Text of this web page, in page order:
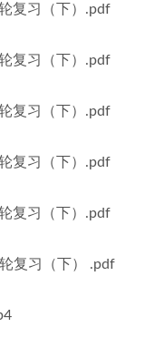
复习（下）.pdf
复习（下）.pdf
复习（下）.pdf
复习（下）.pdf
复习（下）.pdf
复习（下） .pdf